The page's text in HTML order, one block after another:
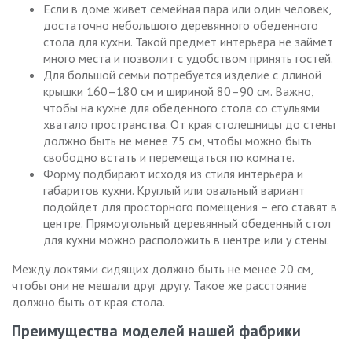
Если в доме живет семейная пара или один человек,
достаточно небольшого деревянного обеденного
стола для кухни. Такой предмет интерьера не займет
много места и позволит с удобством принять гостей.
Для большой семьи потребуется изделие с длиной
крышки 160–180 см и шириной 80–90 см. Важно,
чтобы на кухне для обеденного стола со стульями
хватало пространства. От края столешницы до стены
должно быть не менее 75 см, чтобы можно быть
свободно встать и перемещаться по комнате.
Форму подбирают исходя из стиля интерьера и
габаритов кухни. Круглый или овальный вариант
подойдет для просторного помещения – его ставят в
центре. Прямоугольный деревянный обеденный стол
для кухни можно расположить в центре или у стены.
Между локтями сидящих должно быть не менее 20 см,
чтобы они не мешали друг другу. Такое же расстояние
должно быть от края стола.
Преимущества моделей нашей фабрики